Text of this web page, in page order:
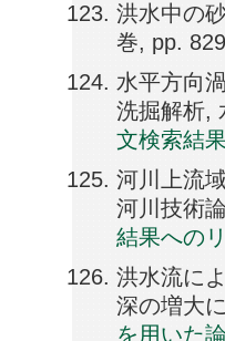
洪水中の
巻, pp.
水平方向
洗掘解析,
文検索結
河川上流
河川技術
結果への
洪水流に
深の増大
を用いた